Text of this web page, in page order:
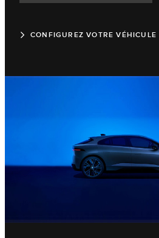
CONFIGUREZ VOTRE VÉHICULE